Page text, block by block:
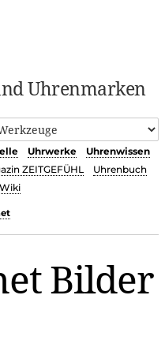
Uhrenmarken
Uhrwerke
Uhrenwissen
ZEITGEFÜHL
Uhrenbuch
Bilder